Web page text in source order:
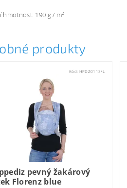
hmotnost: 190 g / m²
produkty
Kód: HPDZ0113/L
pevný žakárový
Florenz blue